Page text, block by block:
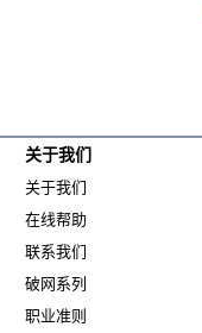
关于我们
关于我们
在线帮助
联系我们
破网系列
职业准则